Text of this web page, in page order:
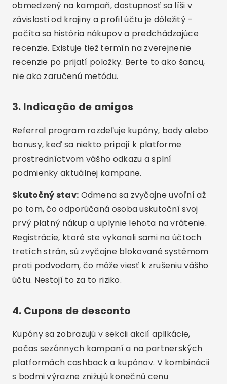
obmedzený na kampaň, dostupnosť sa líši v
závislosti od krajiny a profil účtu je dôležitý –
počíta sa história nákupov a predchádzajúce
recenzie. Existuje tiež termín na zverejnenie
recenzie po prijatí položky. Berte to ako šancu,
nie ako zaručenú metódu.
3. Indicação de amigos
Referral program rozdeľuje kupóny, body alebo
bonusy, keď sa niekto pripojí k platforme
prostredníctvom vášho odkazu a splní
podmienky aktuálnej kampane.
Skutočný stav: Odmena sa zvyčajne uvoľní až
po tom, čo odporúčaná osoba uskutoční svoj
prvý platný nákup a uplynie lehota na vrátenie.
Registrácie, ktoré ste vykonali sami na účtoch
tretích strán, sú zvyčajne blokované systémom
proti podvodom, čo môže viesť k zrušeniu vášho
účtu. Nestojí to za to riziko.
4. Cupons de desconto
Kupóny sa zobrazujú v sekcii akcií aplikácie,
počas sezónnych kampaní a na partnerských
platformách cashback a kupónov. V kombinácii
s bodmi výrazne znižujú konečnú cenu